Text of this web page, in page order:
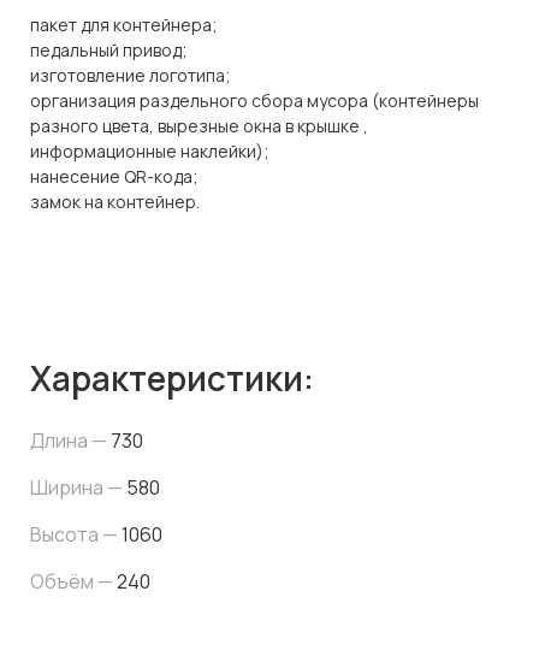
пакет для контейнера;
педальный привод;
изготовление логотипа;
организация раздельного сбора мусора (контейнеры
разного цвета, вырезные окна в крышке ,
информационные наклейки);
нанесение QR-кода;
замок на контейнер.
Характеристики:
Длина — 730
Ширина — 580
Высота —1060
Объём —240